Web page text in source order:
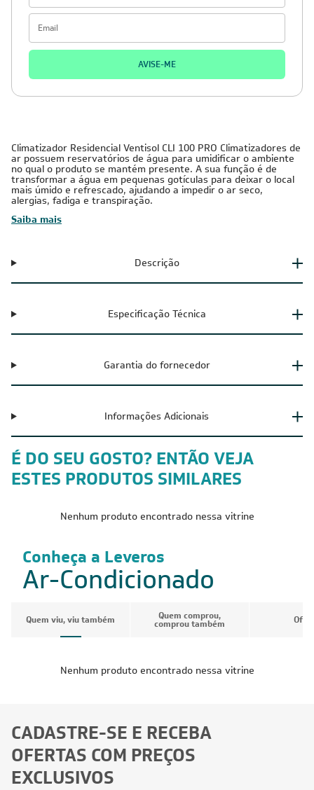
AVISE-ME
Climatizador Residencial Ventisol CLI 100 PRO Climatizadores de
ar possuem reservatórios de água para umidificar o ambiente
no qual o produto se mantém presente. A sua função é de
transformar a água em pequenas gotículas para deixar o local
mais úmido e refrescado, ajudando a impedir o ar seco,
alergias, fadiga e transpiração.
Saiba mais
Descrição
Especificação Técnica
Garantia do fornecedor
Informações Adicionais
É DO SEU GOSTO? ENTÃO VEJA
ESTES PRODUTOS SIMILARES
Nenhum produto encontrado nessa vitrine
Conheça a Leveros
Ar-Condicionado
Quem viu, viu também Quem comprou,
comprou também
Nenhum produto encontrado nessa vitrine
CADASTRE-SE E RECEBA
OFERTAS COM PREÇOS
EXCLUSIVOS